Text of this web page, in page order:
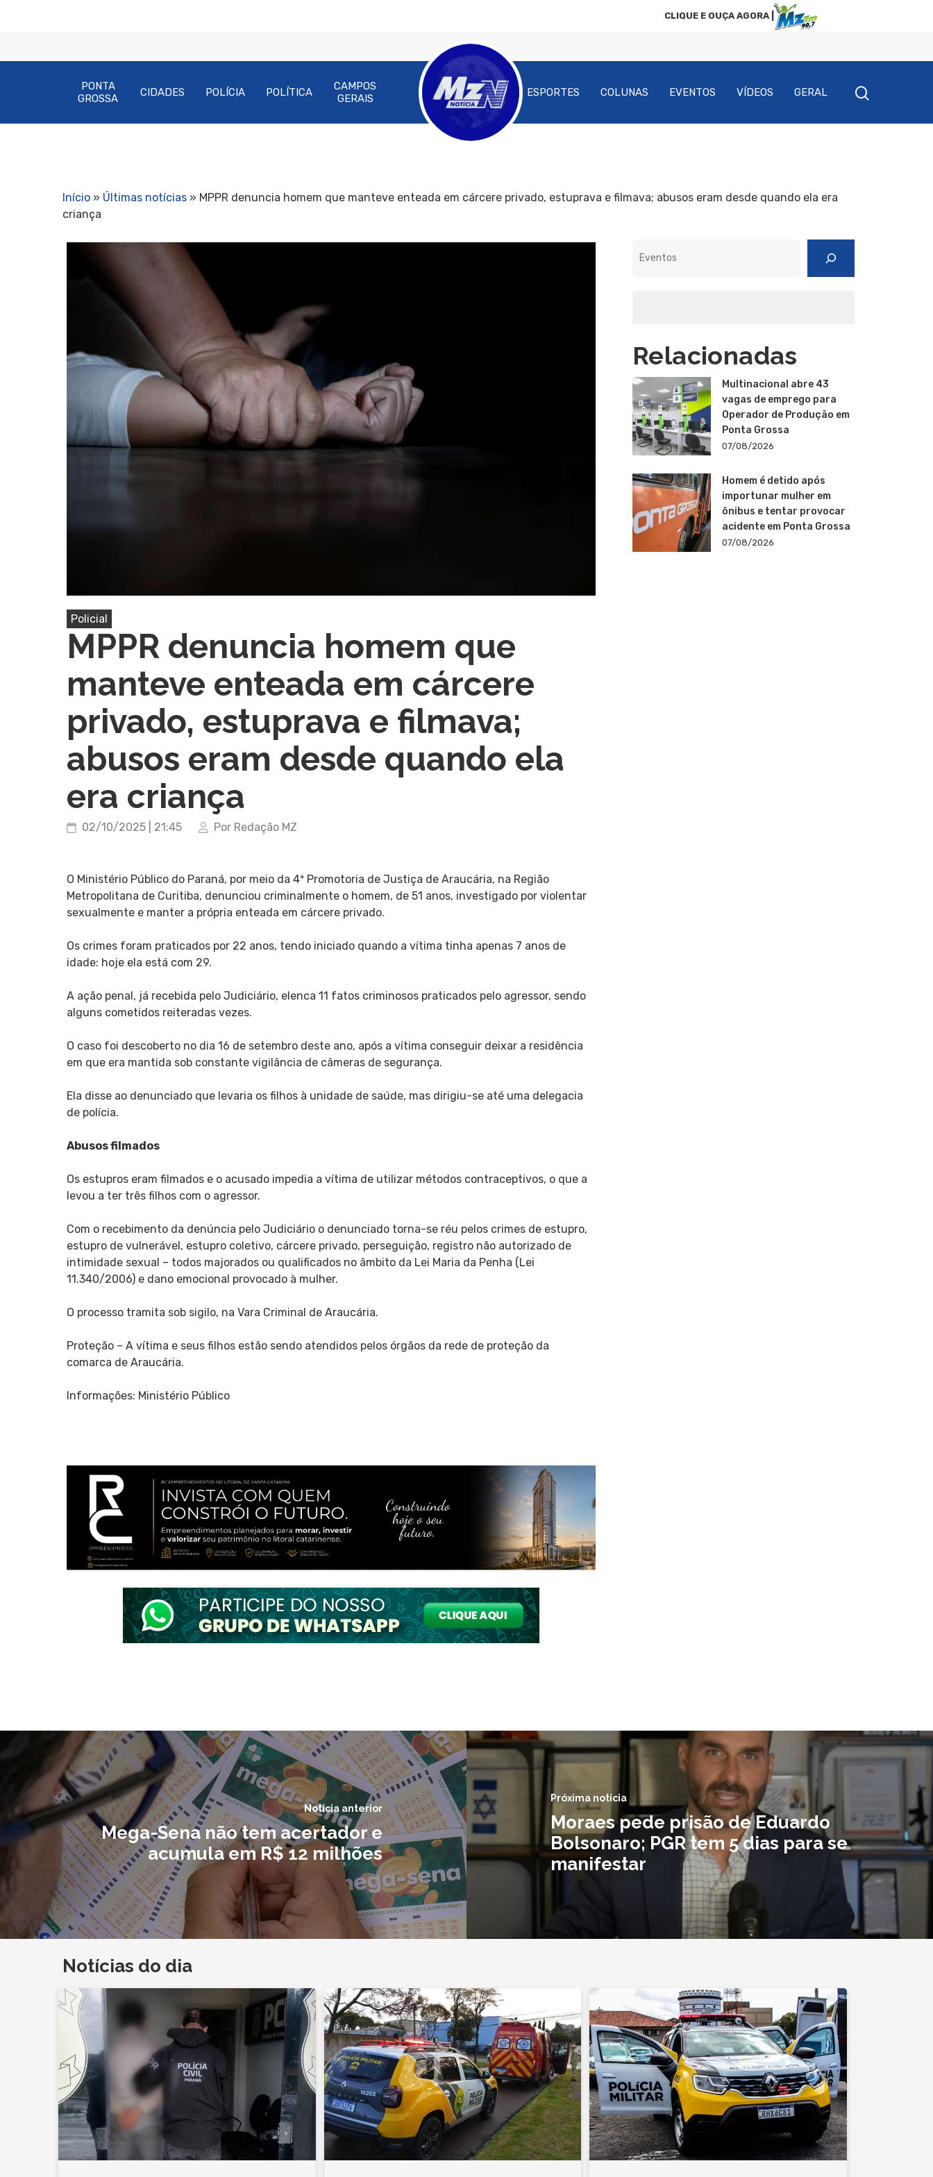
CLIQUE E OUÇA AGORA |
Pressione Enter para pesquisar ou ESC para fechar
PONTA
GROSSA
CIDADES POLÍCIA POLÍTICA
CAMPOS
GERAIS
ESPORTES COLUNAS EVENTOS VÍDEOS GERAL
Início » Últimas notícias » MPPR denuncia homem que manteve enteada em cárcere privado, estuprava e filmava; abusos eram desde quando ela era
criança
Policial
MPPR denuncia homem que
manteve enteada em cárcere
privado, estuprava e filmava;
abusos eram desde quando ela
era criança
02/10/2025 | 21:45 Por Redação MZ
O Ministério Público do Paraná, por meio da 4ª Promotoria de Justiça de Araucária, na Região
Metropolitana de Curitiba, denunciou criminalmente o homem, de 51 anos, investigado por violentar
sexualmente e manter a própria enteada em cárcere privado.
Os crimes foram praticados por 22 anos, tendo iniciado quando a vítima tinha apenas 7 anos de
idade: hoje ela está com 29.
A ação penal, já recebida pelo Judiciário, elenca 11 fatos criminosos praticados pelo agressor, sendo
alguns cometidos reiteradas vezes.
O caso foi descoberto no dia 16 de setembro deste ano, após a vítima conseguir deixar a residência
em que era mantida sob constante vigilância de câmeras de segurança.
Ela disse ao denunciado que levaria os filhos à unidade de saúde, mas dirigiu-se até uma delegacia
de polícia.
Abusos filmados
Os estupros eram filmados e o acusado impedia a vítima de utilizar métodos contraceptivos, o que a
levou a ter três filhos com o agressor.
Com o recebimento da denúncia pelo Judiciário o denunciado torna-se réu pelos crimes de estupro,
estupro de vulnerável, estupro coletivo, cárcere privado, perseguição, registro não autorizado de
intimidade sexual – todos majorados ou qualificados no âmbito da Lei Maria da Penha (Lei
11.340/2006) e dano emocional provocado à mulher.
O processo tramita sob sigilo, na Vara Criminal de Araucária.
Proteção – A vítima e seus filhos estão sendo atendidos pelos órgãos da rede de proteção da
comarca de Araucária.
Informações: Ministério Público
Relacionadas
Multinacional abre 43
vagas de emprego para
Operador de Produção em
Ponta Grossa
07/08/2026
Homem é detido após
importunar mulher em
ônibus e tentar provocar
acidente em Ponta Grossa
07/08/2026
Notícia anterior
Mega-Sena não tem acertador e
acumula em R$ 12 milhões
Próxima notícia
Moraes pede prisão de Eduardo
Bolsonaro; PGR tem 5 dias para se
manifestar
Notícias do dia